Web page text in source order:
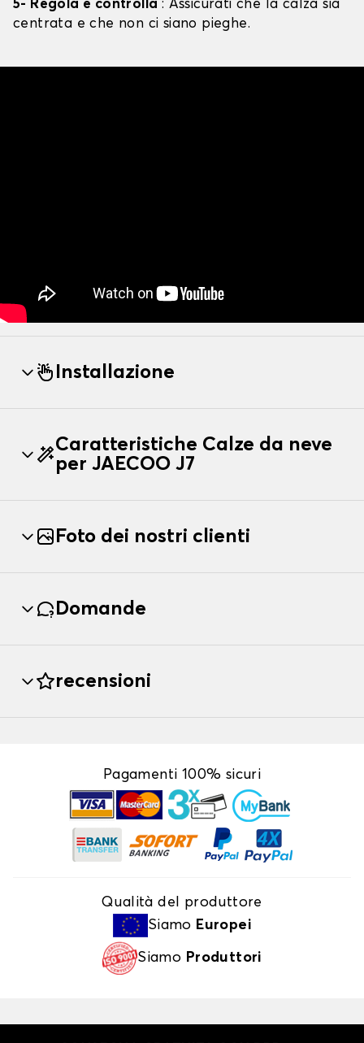
5- Regola e controlla : Assicurati che la calza sia
centrata e che non ci siano pieghe.
Installazione
Caratteristiche Calze da neve
per JAECOO J7
Foto dei nostri clienti
Domande
recensioni
Pagamenti 100% sicuri
Qualità del produttore
Siamo Europei
Siamo Produttori